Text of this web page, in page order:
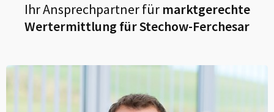
Ihr Ansprechpartner fürmarktgerechte
Wertermittlung fürStechow-Ferchesar